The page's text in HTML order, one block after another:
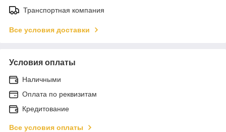
Транспортная компания
Все условия доставки
Условия оплаты
Наличными
Оплата по реквизитам
Кредитование
Все условия оплаты